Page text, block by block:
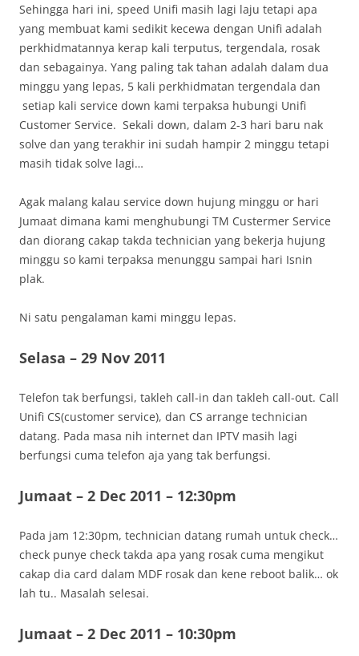
Sehingga hari ini, speed Unifi masih lagi laju tetapi apa
yang membuat kami sedikit kecewa dengan Unifi adalah
perkhidmatannya kerap kali terputus, tergendala, rosak
dan sebagainya. Yang paling tak tahan adalah dalam dua
minggu yang lepas, 5 kali perkhidmatan tergendala dan
setiap kali service down kami terpaksa hubungi Unifi
Customer Service. Sekali down, dalam 2-3 hari baru nak
solve dan yang terakhir ini sudah hampir 2 minggu tetapi
masih tidak solve lagi…
Agak malang kalau service down hujung minggu or hari
Jumaat dimana kami menghubungi TM Custermer Service
dan diorang cakap takda technician yang bekerja hujung
minggu so kami terpaksa menunggu sampai hari Isnin
plak.
Ni satu pengalaman kami minggu lepas.
Selasa – 29 Nov 2011
Telefon tak berfungsi, takleh call-in dan takleh call-out. Call
Unifi CS(customer service), dan CS arrange technician
datang. Pada masa nih internet dan IPTV masih lagi
berfungsi cuma telefon aja yang tak berfungsi.
Jumaat – 2 Dec 2011 – 12:30pm
Pada jam 12:30pm, technician datang rumah untuk check…
check punye check takda apa yang rosak cuma mengikut
cakap dia card dalam MDF rosak dan kene reboot balik… ok
lah tu.. Masalah selesai.
Jumaat – 2 Dec 2011 – 10:30pm